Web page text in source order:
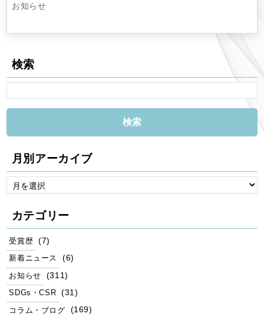
お知らせ
検索
月別アーカイブ
カテゴリー
受賞歴 (7)
新着ニュース (6)
お知らせ (311)
SDGs・CSR (31)
コラム・ブログ (169)